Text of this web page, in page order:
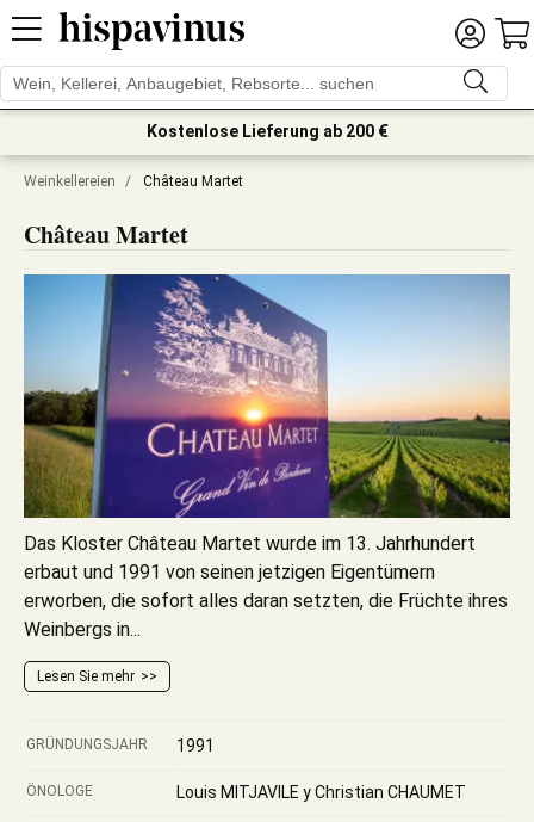
Kostenlose Lieferung ab 200 €
Weinkellereien / Château Martet
Château Martet
Das Kloster Château Martet wurde im 13. Jahrhundert
erbaut und 1991 von seinen jetzigen Eigentümern
erworben, die sofort alles daran setzten, die Früchte ihres
Weinbergs in...
Lesen Sie mehr
GRÜNDUNGSJAHR 1991
ÖNOLOGE Louis MITJAVILE y Christian CHAUMET